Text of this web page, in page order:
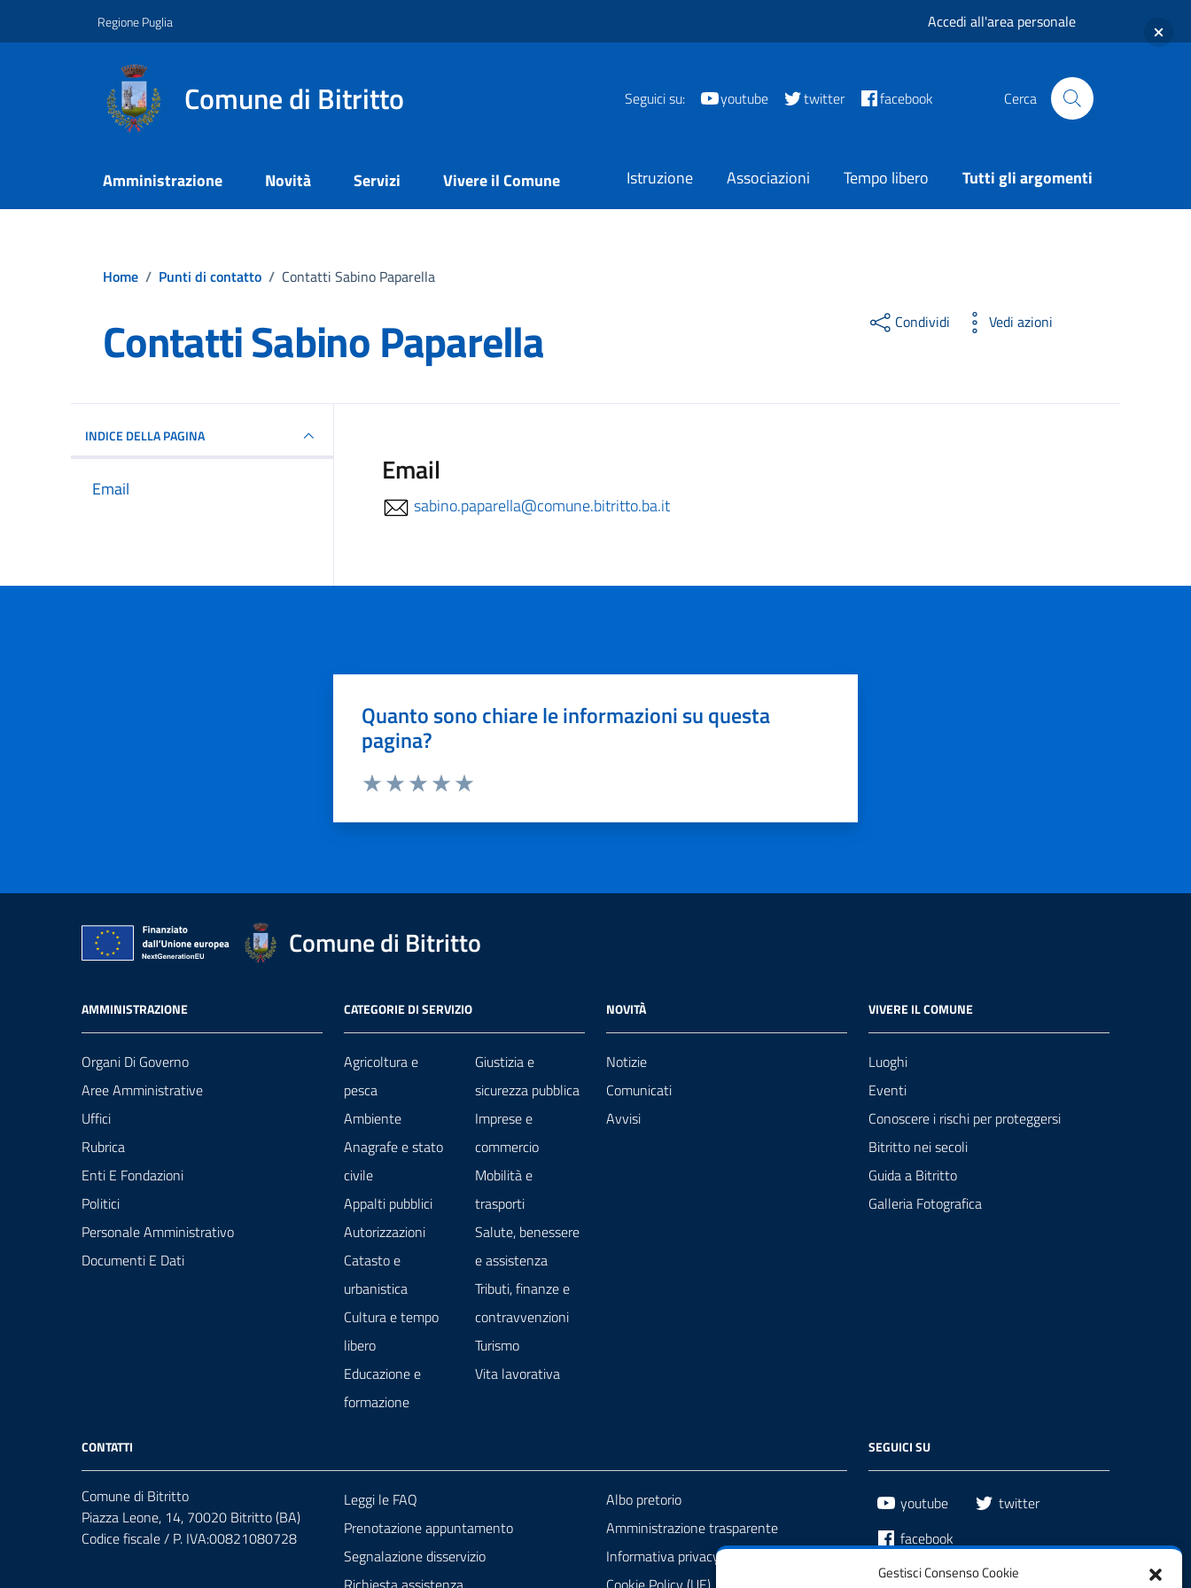
Gestisci Consenso Cookie
Regione Puglia Accedi all'area personale
Comune di Bitritto Seguici su: youtube twitter facebook Cerca
Amministrazione Novità Servizi Vivere il Comune Istruzione Associazioni Tempo libero Tutti gli argomenti
Home / Punti di contatto / Contatti Sabino Paparella
Contatti Sabino Paparella Condividi Vedi azioni
INDICE DELLA PAGINA
Email
Email
sabino.paparella@comune.bitritto.ba.it
Quanto sono chiare le informazioni su questa
pagina?
Comune di Bitritto
AMMINISTRAZIONE
Organi Di Governo
Aree Amministrative
Uffici
Rubrica
Enti E Fondazioni
Politici
Personale Amministrativo
Documenti E Dati
CATEGORIE DI SERVIZIO
Agricoltura e
pesca
Ambiente
Anagrafe e stato
civile
Appalti pubblici
Autorizzazioni
Catasto e
urbanistica
Cultura e tempo
libero
Educazione e
formazione
Giustizia e
sicurezza pubblica
Imprese e
commercio
Mobilità e
trasporti
Salute, benessere
e assistenza
Tributi, finanze e
contravvenzioni
Turismo
Vita lavorativa
NOVITÀ
Notizie
Comunicati
Avvisi
VIVERE IL COMUNE
Luoghi
Eventi
Conoscere i rischi per proteggersi
Bitritto nei secoli
Guida a Bitritto
Galleria Fotografica
CONTATTI
Comune di Bitritto
Piazza Leone, 14, 70020 Bitritto (BA)
Codice fiscale / P. IVA:00821080728
Leggi le FAQ
Prenotazione appuntamento
Segnalazione disservizio
Albo pretorio
Amministrazione trasparente
Informativa privacy
SEGUICI SU
youtube
twitter
facebook